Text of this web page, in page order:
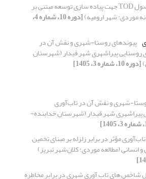
ارزیابی اصول TOD جهت پیاده سازی توسعه مبتنی بر
موردی: شهر ارومیه) [دوره 10، شماره 4،
پیوندهای روستا-شهری و نقش آن در
روستایی پیراشهری شهر قیدار (شهرستان
[دوره 10، شماره 3، 1405]
شهری و نقش آن در تاب‌آوری
پیراشهری شهر قیدار (شهرستان خدابنده-
مؤثر در برابر زلزله بر مبنای تخمین
(مطالعه موردی: کلان‌شهر تبریز)
شاخص های تاب آوری شهری در برابر مخاطره